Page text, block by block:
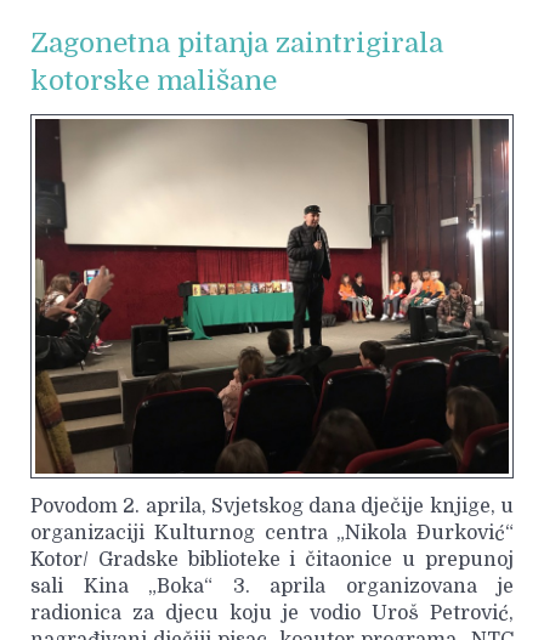
Zagonetna pitanja zaintrigirala
kotorske mališane
Povodom 2. aprila, Svjetskog dana dječije knjige, u
organizaciji Kulturnog centra „Nikola Đurković“
Kotor/ Gradske biblioteke i čitaonice u prepunoj
sali Kina „Boka“ 3. aprila organizovana je
radionica za djecu koju je vodio Uroš Petrović,